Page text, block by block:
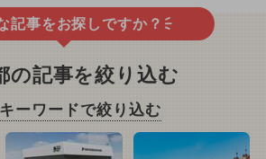
記事をお探しですか？
の記事を絞り込む
ーワードで絞り込む